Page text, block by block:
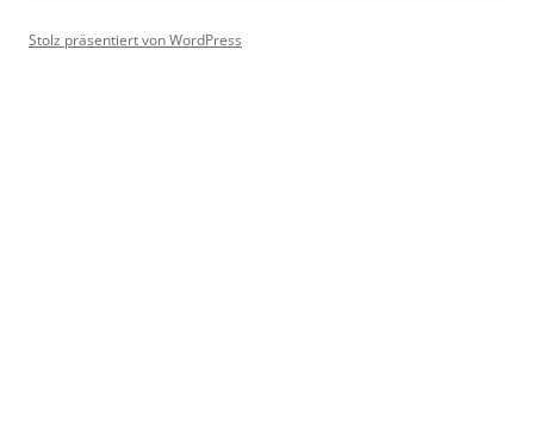
Stolz präsentiert von WordPress